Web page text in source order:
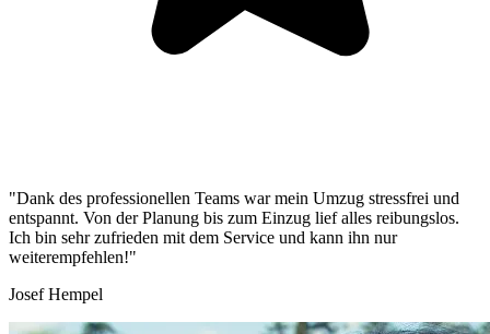
"Dank des professionellen Teams war mein Umzug stressfrei und
entspannt. Von der Planung bis zum Einzug lief alles reibungslos.
Ich bin sehr zufrieden mit dem Service und kann ihn nur
weiterempfehlen!"
Josef Hempel